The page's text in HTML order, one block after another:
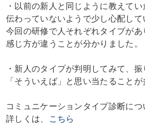
・以前の新人と同じように教えて
伝わっていないようで少し心配して
今回の研修で人それぞれタイプがあ
感じ方が違うことが分かりました。
・新人のタイプが判明してみて、振
「そういえば」と思い当たることが
コミュニケーションタイプ診断につ
詳しくは、
こちら